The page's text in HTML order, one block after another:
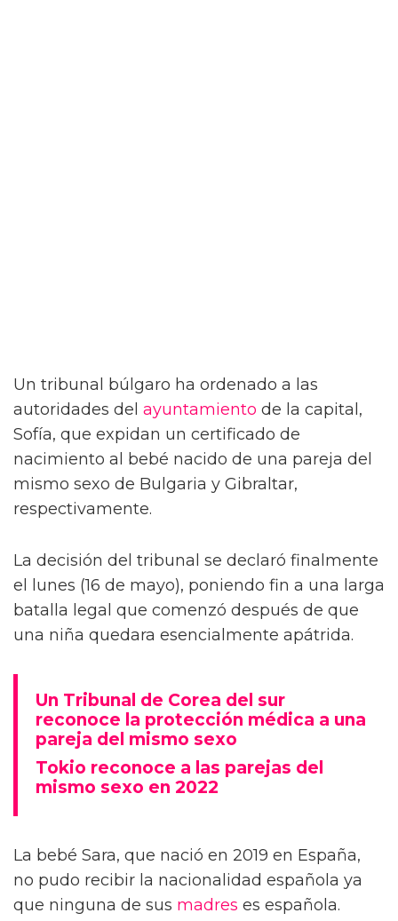
Un tribunal búlgaro ha ordenado a las
autoridades del ayuntamiento de la capital,
Sofía, que expidan un certificado de
nacimiento al bebé nacido de una pareja del
mismo sexo de Bulgaria y Gibraltar,
respectivamente.
La decisión del tribunal se declaró finalmente
el lunes (16 de mayo), poniendo fin a una larga
batalla legal que comenzó después de que
una niña quedara esencialmente apátrida.
Un Tribunal de Corea del sur
reconoce la protección médica a una
pareja del mismo sexo
Tokio reconoce a las parejas del
mismo sexo en 2022
La bebé Sara, que nació en 2019 en España,
no pudo recibir la nacionalidad española ya
que ninguna de sus madres es española.